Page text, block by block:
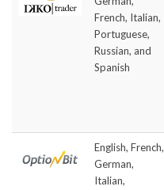
French, Italian,
Portuguese,
Russian, and
Spanish
English, French,
German,
Italian,